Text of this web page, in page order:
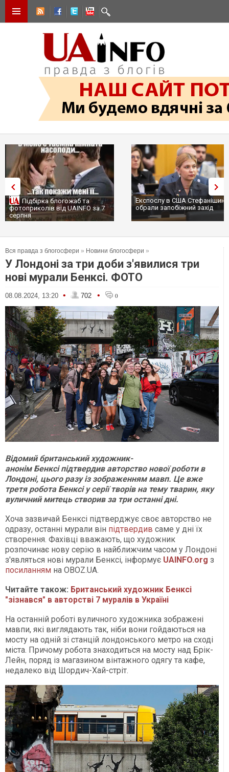
Експослу в США Стефанішиній
обрали запобіжний захід
Трамп не передасть Україні
сотні ракет до Patriot, бо у
Вся правда з блогосфери » Новини блогосфери »
У Лондоні за три доби з'явилися три
нові мурали Бенксі. ФОТО
08.08.2024, 13:20 • 702 • 0
Відомий британський художник-
анонім Бенксі підтвердив авторство нової роботи в
Лондоні, цього разу із зображенням мавп. Це вже
третя робота Бенксі у серії творів на тему тварин, яку
вуличний митець створив за три останні дні.
Хоча зазвичай Бенксі підтверджує своє авторство не
одразу, останні мурали він підтвердив саме у дні їх
створення. Фахівці вважають, що художник
розпочинає нову серію в найближчим часом у Лондоні
з'являться нові мурали Бенксі, інформує UAINFO.org з
посиланням на OBOZ.UA.
Читайте також: Британський художник Бенксі
"зізнався" в авторстві 7 муралів в Україні
На останній роботі вуличного художника зображені
мавпи, які виглядають так, ніби вони гойдаються на
мосту на одній зі станцій лондонського метро на сході
міста. Причому робота знаходиться на мосту над Брік-
Лейн, поряд із магазином вінтажного одягу та кафе,
недалеко від Шордич-Хай-стріт.